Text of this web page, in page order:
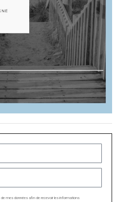
mes données afin de recevoir les informations